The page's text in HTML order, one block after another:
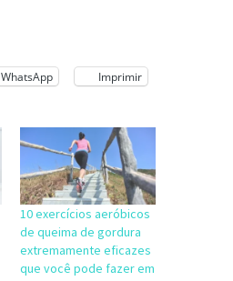
WhatsApp Imprimir
10 exercícios aeróbicos
de queima de gordura
extremamente eficazes
que você pode fazer em